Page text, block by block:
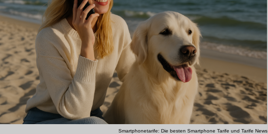
Smartphonetarife: Die besten Smartphone Tarife und Tarife News